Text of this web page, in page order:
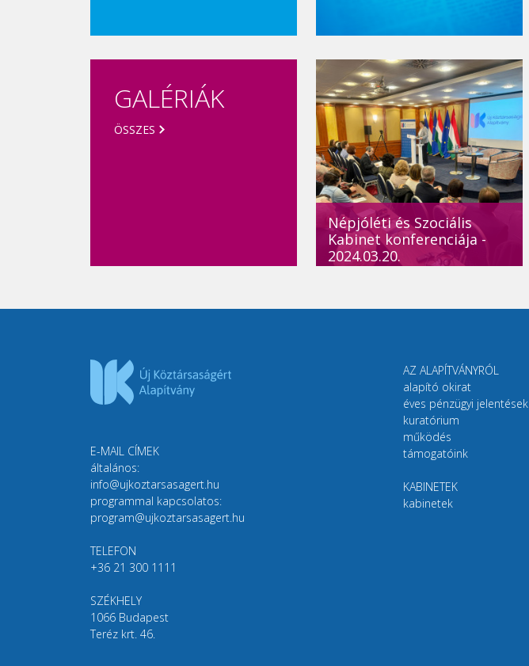
GALÉRIÁK
ÖSSZES
Népjóléti és Szociális
Kabinet konferenciája -
2024.03.20.
E-MAIL CÍMEK
általános:
info@ujkoztarsasagert.hu
programmal kapcsolatos:
program@ujkoztarsasagert.hu
TELEFON
+36 21 300 1111
SZÉKHELY
1066 Budapest
Teréz krt. 46.
AZ ALAPÍTVÁNYRÓL
alapító okirat
éves pénzügyi jelentések
kuratórium
működés
támogatóink
KABINETEK
kabinetek